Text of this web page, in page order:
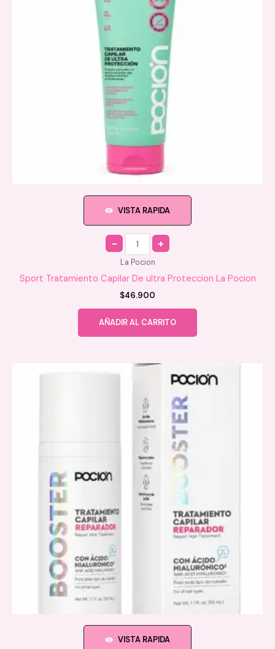
VISTA RAPIDA
Quantity
La Pocion
Sport Tratamiento Capilar De ultra Proteccion La Pocion
$46.900
AÑADIR AL CARRITO
VISTA RAPIDA